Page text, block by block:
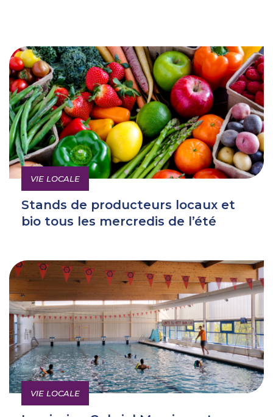
VIE LOCALE
Stands de producteurs locaux et
bio tous les mercredis de l’été
VIE LOCALE